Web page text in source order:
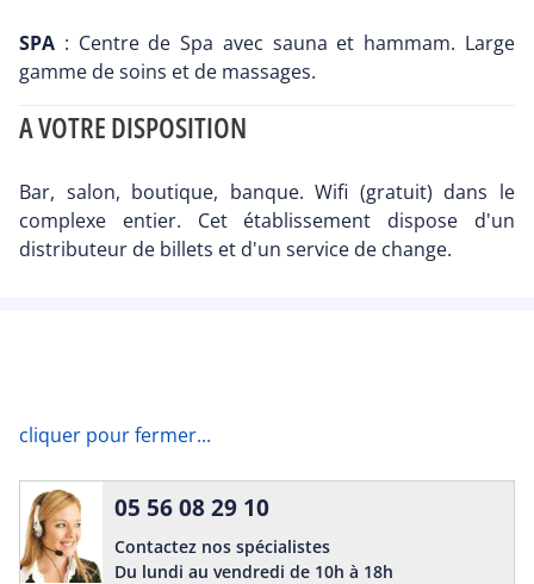
SPA : Centre de Spa avec sauna et hammam. Large
gamme de soins et de massages.
A VOTRE DISPOSITION
Bar, salon, boutique, banque. Wifi (gratuit) dans le
complexe entier. Cet établissement dispose d'un
distributeur de billets et d'un service de change.
cliquer pour fermer...
05 56 08 29 10
Contactez nos spécialistes
Du lundi au vendredi de 10h à 18h